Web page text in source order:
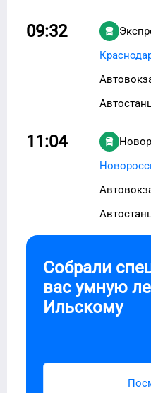
09:32
11:04
Собрали
вас умную
Ильскому